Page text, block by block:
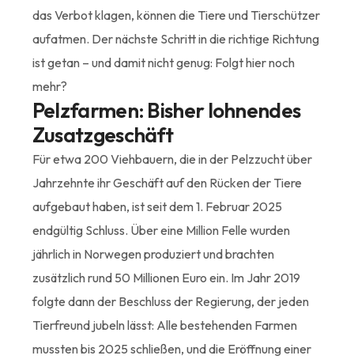
das Verbot klagen, können die Tiere und Tierschützer
aufatmen. Der nächste Schritt in die richtige Richtung
ist getan – und damit nicht genug: Folgt hier noch
mehr?
Pelzfarmen: Bisher lohnendes
Zusatzgeschäft
Für etwa 200 Viehbauern, die in der Pelzzucht über
Jahrzehnte ihr Geschäft auf den Rücken der Tiere
aufgebaut haben, ist seit dem 1. Februar 2025
endgültig Schluss. Über eine Million Felle wurden
jährlich in Norwegen produziert und brachten
zusätzlich rund 50 Millionen Euro ein. Im Jahr 2019
folgte dann der Beschluss der Regierung, der jeden
Tierfreund jubeln lässt: Alle bestehenden Farmen
mussten bis 2025 schließen, und die Eröffnung einer